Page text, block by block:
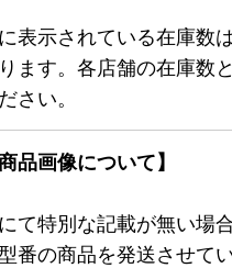
表示されている在庫数
ます。各店舗の在庫数
さい。
品画像について】
て特別な記載が無い場
番の商品を発送させて